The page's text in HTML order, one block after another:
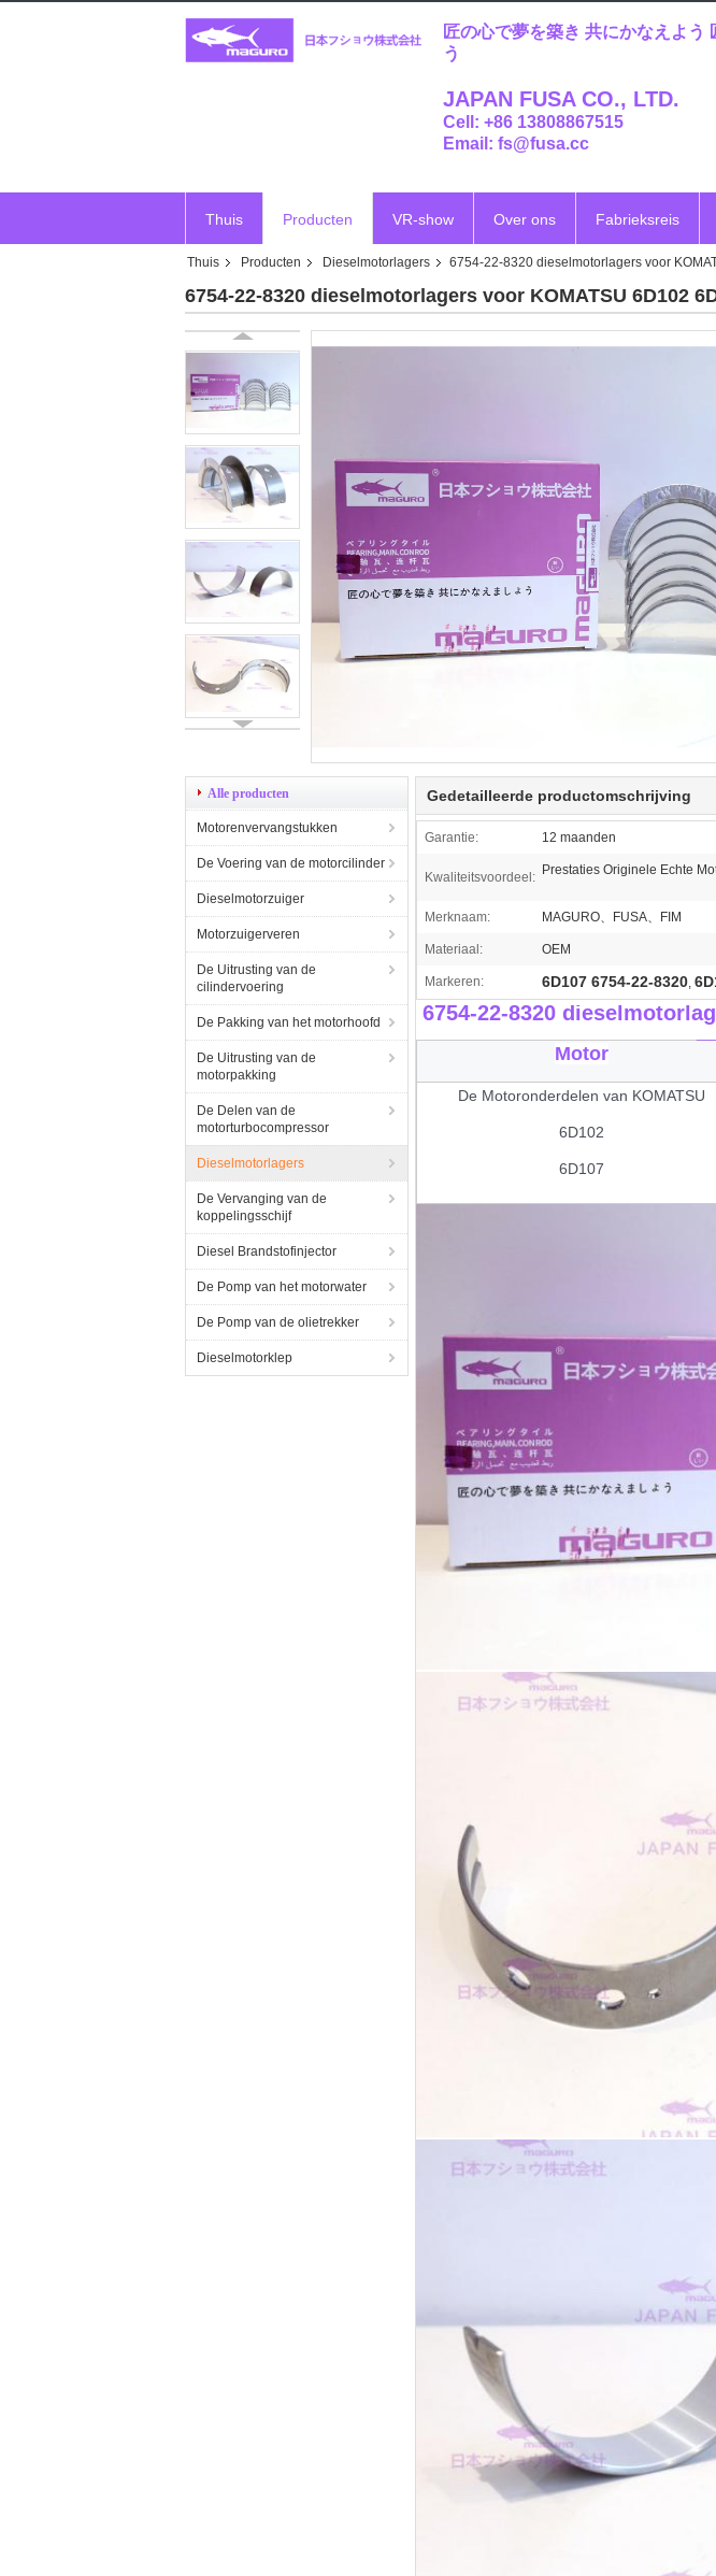
匠の心で夢を築き 共にかなえよう
う
JAPAN FUSA CO., LTD.
Cell: +86 13808867515
Email: fs@fusa.cc
Thuis Producten VR-show Over ons Fabrieksreis
Thuis Producten Dieselmotorlagers 6754-22-8320 dieselmotorlagers voor
6754-22-8320 dieselmotorlagers voor KOMATSU 6D102
Alle producten
Motorenvervangstukken
De Voering van de motorcilinder
Dieselmotorzuiger
Motorzuigerveren
De Uitrusting van de
cilindervoering
De Pakking van het motorhoofd
De Uitrusting van de
motorpakking
De Delen van de
motorturbocompressor
Dieselmotorlagers
De Vervanging van de
koppelingsschijf
Diesel Brandstofinjector
De Pomp van het motorwater
De Pomp van de olietrekker
Dieselmotorklep
Gedetailleerde productomschrijving
Garantie: 12 maanden
Kwaliteitsvoordeel: Prestaties Originele Echte
Merknaam: MAGURO、FUSA、FIM
Materiaal: OEM
Markeren: 6D107 6754-22-8320,
6754-22-8320
Motor
De Motoronderdelen van KOMATSU
6D102
6D107